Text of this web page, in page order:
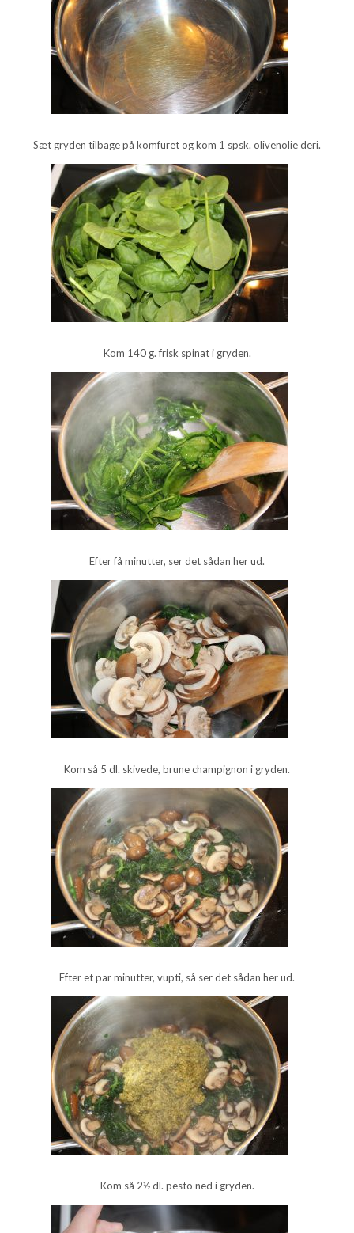
Sæt gryden tilbage på komfuret og kom 1 spsk. olivenolie deri.
Kom 140 g. frisk spinat i gryden.
Efter få minutter, ser det sådan her ud.
Kom så 5 dl. skivede, brune champignon i gryden.
Efter et par minutter, vupti, så ser det sådan her ud.
Kom så 2½ dl. pesto ned i gryden.